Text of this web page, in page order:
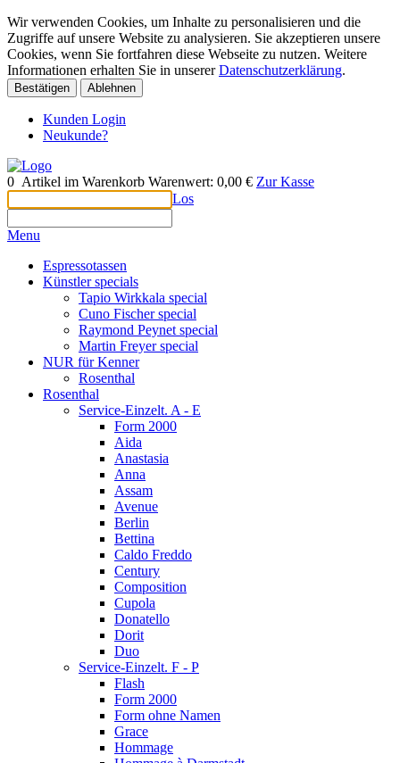
Wir verwenden Cookies, um Inhalte zu personalisieren und die
Zugriffe auf unsere Website zu analysieren. Sie akzeptieren unsere
Cookies, wenn Sie fortfahren diese Webseite zu nutzen. Weitere
Informationen erhalten Sie in unsererDatenschutzerklärung.
Bestätigen Ablehnen
Kunden Login
Neukunde?
0 Artikel im Warenkorb Warenwert: 0,00 € Zur Kasse
Los
Menu
Espressotassen
Künstler specials
Tapio Wirkkala special
Cuno Fischer special
Raymond Peynet special
Martin Freyer special
NUR für Kenner
Rosenthal
Rosenthal
Service-Einzelt. A - E
Form 2000
Aida
Anastasia
Anna
Assam
Avenue
Berlin
Bettina
Caldo Freddo
Century
Composition
Cupola
Donatello
Dorit
Duo
Service-Einzelt. F - P
Flash
Form 2000
Form ohne Namen
Grace
Hommage